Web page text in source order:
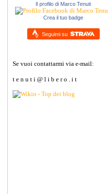
Il profilo di Marco Tenuti
Crea il tuo badge
Seguimi su
Se vuoi contattarmi via e-mail:
t e n u t i @ l i b e r o . i t